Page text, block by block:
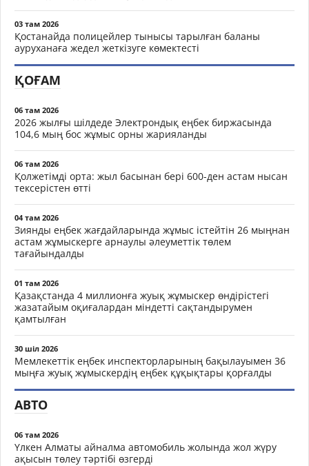
03 там 2026
Қостанайда полицейлер тынысы тарылған баланы
ауруханаға жедел жеткізуге көмектесті
ҚОҒАМ
06 там 2026
2026 жылғы шілдеде Электрондық еңбек биржасында
104,6 мың бос жұмыс орны жарияланды
06 там 2026
Қолжетімді орта: жыл басынан бері 600-ден астам нысан
тексерістен өтті
04 там 2026
Зиянды еңбек жағдайларында жұмыс істейтін 26 мыңнан
астам жұмыскерге арнаулы әлеуметтік төлем
тағайындалды
01 там 2026
Қазақстанда 4 миллионға жуық жұмыскер өндірістегі
жазатайым оқиғалардан міндетті сақтандырумен
қамтылған
30 шіл 2026
Мемлекеттік еңбек инспекторларының бақылауымен 36
мыңға жуық жұмыскердің еңбек құқықтары қорғалды
АВТО
06 там 2026
Үлкен Алматы айналма автомобиль жолында жол жүру
ақысын төлеу тәртібі өзгерді